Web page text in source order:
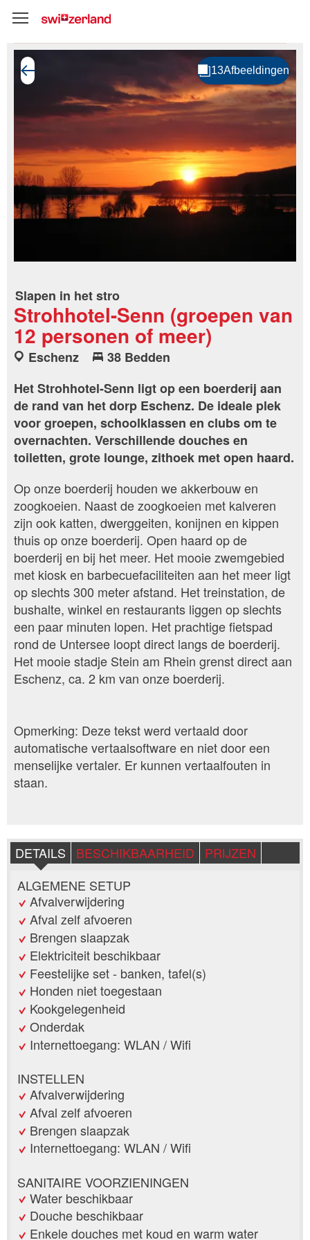
Slapen in het stro
Strohhotel-Senn (groepen van
12 personen of meer)
Eschenz
38 Bedden
Het Strohhotel-Senn ligt op een boerderij aan
de rand van het dorp Eschenz. De ideale plek
voor groepen, schoolklassen en clubs om te
overnachten. Verschillende douches en
toiletten, grote lounge, zithoek met open haard.
Op onze boerderij houden we akkerbouw en
zoogkoeien. Naast de zoogkoeien met kalveren
zijn ook katten, dwerggeiten, konijnen en kippen
thuis op onze boerderij. Open haard op de
boerderij en bij het meer. Het mooie zwemgebied
met kiosk en barbecuefaciliteiten aan het meer ligt
op slechts 300 meter afstand. Het treinstation, de
bushalte, winkel en restaurants liggen op slechts
een paar minuten lopen. Het prachtige fietspad
rond de Untersee loopt direct langs de boerderij.
Het mooie stadje Stein am Rhein grenst direct aan
Eschenz, ca. 2 km van onze boerderij.
Opmerking: Deze tekst werd vertaald door
automatische vertaalsoftware en niet door een
menselijke vertaler. Er kunnen vertaalfouten in
staan.
DETAILS BESCHIKBAARHEID
PRIJZEN
ALGEMENE SETUP
Afvalverwijdering
Afval zelf afvoeren
Brengen slaapzak
Elektriciteit beschikbaar
Feestelijke set - banken, tafel(s)
Honden niet toegestaan
Kookgelegenheid
Onderdak
Internettoegang: WLAN / Wifi
INSTELLEN
Afvalverwijdering
Afval zelf afvoeren
Brengen slaapzak
Internettoegang: WLAN / Wifi
SANITAIRE VOORZIENINGEN
Water beschikbaar
Douche beschikbaar
Enkele douches met koud en warm water